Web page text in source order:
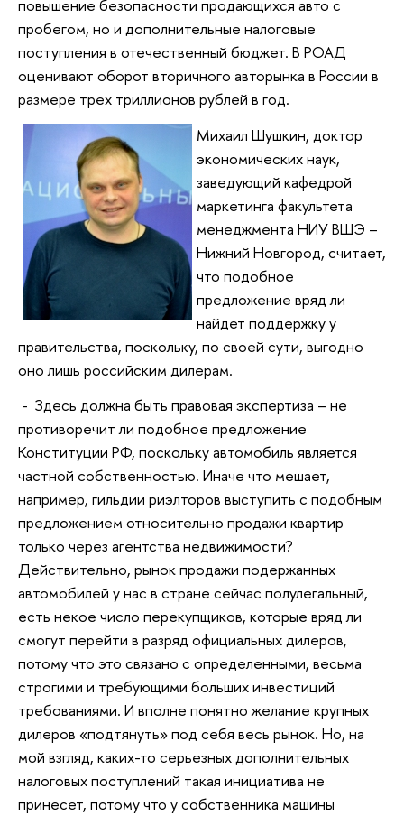
повышение безопасности продающихся авто с
пробегом, но и дополнительные налоговые
поступления в отечественный бюджет. В РОАД
оценивают оборот вторичного авторынка в России в
размере трех триллионов рублей в год.
Михаил Шушкин, доктор
экономических наук,
заведующий кафедрой
маркетинга факультета
менеджмента НИУ ВШЭ –
Нижний Новгород, считает,
что подобное
предложение вряд ли
найдет поддержку у
правительства, поскольку, по своей сути, выгодно
оно лишь российским дилерам.
- Здесь должна быть правовая экспертиза – не
противоречит ли подобное предложение
Конституции РФ, поскольку автомобиль является
частной собственностью. Иначе что мешает,
например, гильдии риэлторов выступить с подобным
предложением относительно продажи квартир
только через агентства недвижимости?
Действительно, рынок продажи подержанных
автомобилей у нас в стране сейчас полулегальный,
есть некое число перекупщиков, которые вряд ли
смогут перейти в разряд официальных дилеров,
потому что это связано с определенными, весьма
строгими и требующими больших инвестиций
требованиями. И вполне понятно желание крупных
дилеров «подтянуть» под себя весь рынок. Но, на
мой взгляд, каких-то серьезных дополнительных
налоговых поступлений такая инициатива не
принесет, потому что у собственника машины